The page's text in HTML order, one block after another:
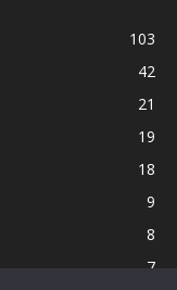
103
42
21
19
18
9
8
7